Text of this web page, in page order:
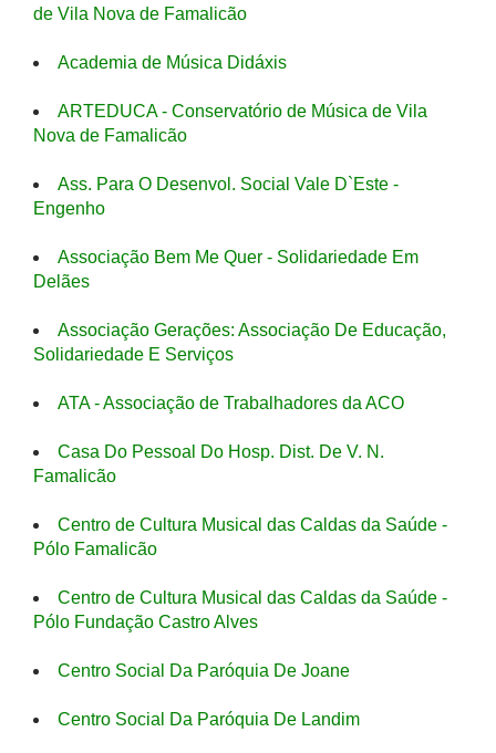
de Vila Nova de Famalicão
Academia de Música Didáxis
ARTEDUCA - Conservatório de Música de Vila
Nova de Famalicão
Ass. Para O Desenvol. Social Vale D`Este -
Engenho
Associação Bem Me Quer - Solidariedade Em
Delães
Associação Gerações: Associação De Educação,
Solidariedade E Serviços
ATA - Associação de Trabalhadores da ACO
Casa Do Pessoal Do Hosp. Dist. De V. N.
Famalicão
Centro de Cultura Musical das Caldas da Saúde -
Pólo Famalicão
Centro de Cultura Musical das Caldas da Saúde -
Pólo Fundação Castro Alves
Centro Social Da Paróquia De Joane
Centro Social Da Paróquia De Landim